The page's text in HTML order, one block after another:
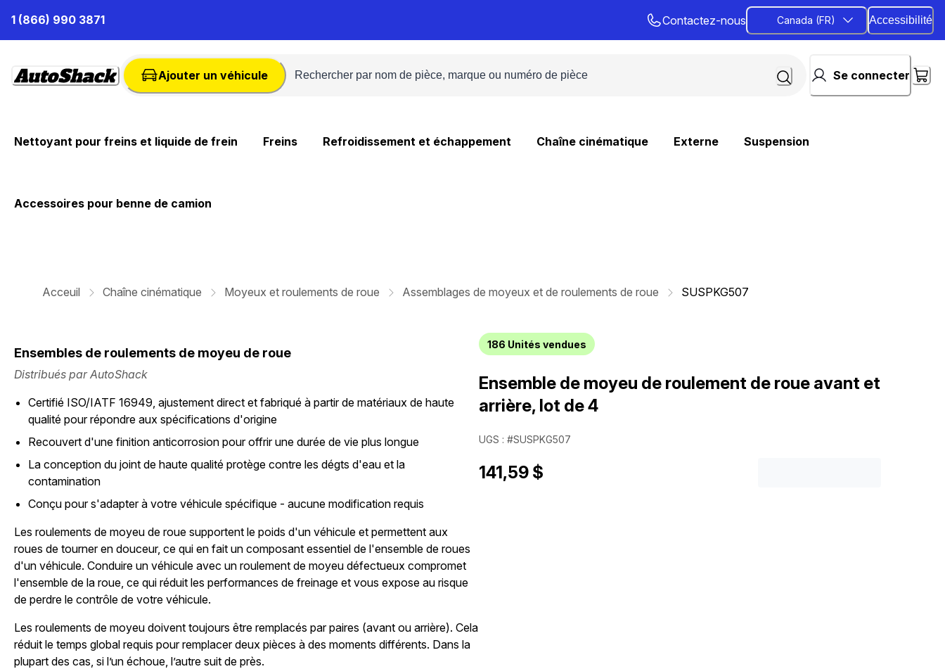
contenu
1 (866) 990 3871 Contactez-nous Canada (FR) Accessibilité
Ajouter un véhicule Se connecter
Nettoyant pour freins et liquide de frein Freins Refroidissement et échappement Chaîne cinématique Externe Suspension
Accessoires pour benne de camion
Acceuil Chaîne cinématique Moyeux et roulements de roue Assemblages de moyeux et de roulements de roue SUSPKG507
Ensembles de roulements de moyeu de roue
Distribués par AutoShack
Certifié ISO/IATF 16949, ajustement direct et fabriqué à partir de matériaux de haute
qualité pour répondre aux spécifications d'origine
Recouvert d'une finition anticorrosion pour offrir une durée de vie plus longue
La conception du joint de haute qualité protège contre les dégts d'eau et la
contamination
Conçu pour s'adapter à votre véhicule spécifique - aucune modification requis
Les roulements de moyeu de roue supportent le poids d'un véhicule et permettent aux
roues de tourner en douceur, ce qui en fait un composant essentiel de l'ensemble de roues
d'un véhicule. Conduire un véhicule avec un roulement de moyeu défectueux compromet
l'ensemble de la roue, ce qui réduit les performances de freinage et vous expose au risque
de perdre le contrôle de votre véhicule.
Les roulements de moyeu doivent toujours être remplacés par paires (avant ou arrière). Cela
réduit le temps global requis pour remplacer deux pièces à des moments différents. Dans la
plupart des cas, si l’un échoue, l’autre suit de près.
186 Unités vendues
Ensemble de moyeu de roulement de roue avant et
arrière, lot de 4
UGS : #SUSPKG507
141,59 $